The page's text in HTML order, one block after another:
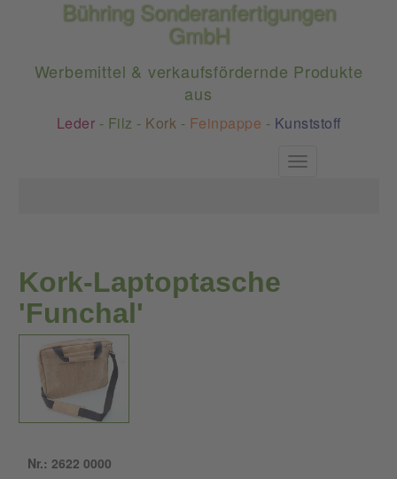
Bühring Sonderanfertigungen
GmbH
Werbemittel & verkaufsfördernde Produkte
aus
Leder - Filz - Kork - Feinpappe - Kunststoff
Toggle
Kork-Laptoptasche
'Funchal'
Nr.: 2622 0000